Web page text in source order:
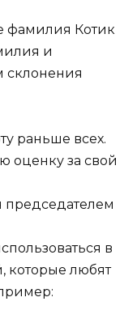
фамилия Котик
и
склонения
раньше всех.
оценку за свой
в
которые любят